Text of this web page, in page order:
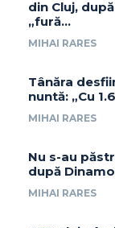
din Cluj,
„fură…
MIHAI RARES
Tânăra
nuntă: „Cu
MIHAI RARES
Nu s-au
după
MIHAI RARES